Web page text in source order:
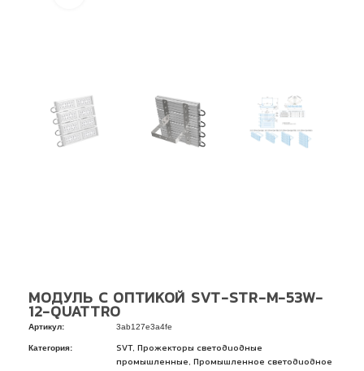
МОДУЛЬ С ОПТИКОЙ SVT-STR-M-53W-
12-QUATTRO
Артикул: 3ab127e3a4fe
Категория: SVT,
Прожекторы светодиодные
промышленные
Промышленное светодиодное